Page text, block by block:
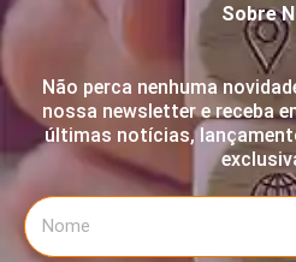
Sobre
Não perca nenhuma
nossa newsletter e receba
últimas notícias,